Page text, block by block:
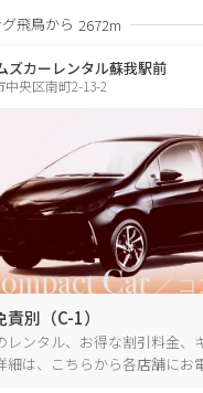
飛鳥から 2672m
ズカーレンタル蘇我駅前
中央区南町2-13-2
別（C-1）
レンタル、お得な割引料金、
細は、こちらから各店舗にお